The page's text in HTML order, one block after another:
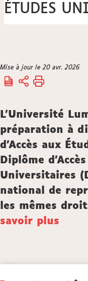
ÉTUDES
Vous
êtes
Accueil
Mise à jour le 20 avr. 2026
L’Université
préparation à
d’Accès aux
Diplôme
Universitaires
national de
les mêmes
savoir plus